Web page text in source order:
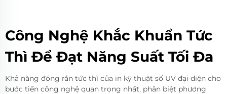
Công Nghệ Khắc Khuẩn Tức
Thì Để Đạt Năng Suất Tối Đa
Khả năng đóng rắn tức thì của in kỹ thuật số UV đại diện cho
bước tiến công nghệ quan trọng nhất, phân biệt phương